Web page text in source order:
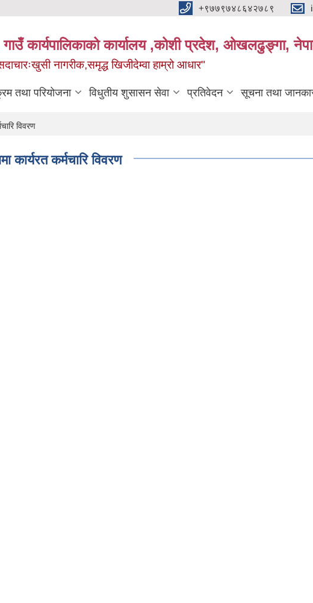
+९७७९७४८६४२७८९
गाउँ कार्यपालिकाको कार्यालय ,कोशी प्रदेश, ओखलढुङ्गा,
नागरीक,समृद्ध खिजीदेम्वा हाम्रो आधार"
तथा परियोजना विधुतीय शुसासन सेवा प्रतिवेदन सूचना तथा
विवरण
कार्यरत कर्मचारि विवरण